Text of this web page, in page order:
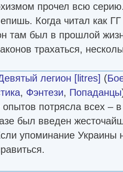
прочел всю
Когда читал как
там был в прошлой
трахаться,
легион [litres] (
, Фэнтези, Попаданцы
опытов потрясла всех –
был введен
упоминание Украины